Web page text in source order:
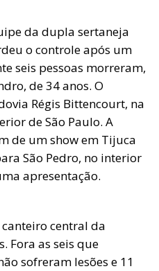
da dupla sertaneja
o controle após um
seis pessoas morreram,
de 34 anos. O
Régis Bittencourt, na
de São Paulo. A
de um show em Tijuca
São Pedro, no interior
apresentação.
central da
Fora as seis que
sofreram lesões e 11